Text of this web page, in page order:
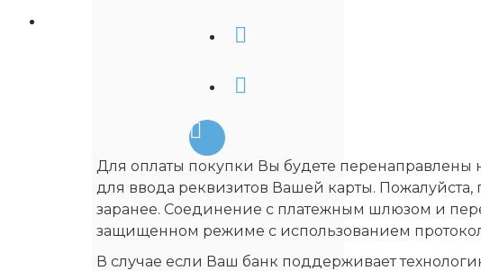
Для оплаты покупки Вы будете
для ввода реквизитов Вашей карты. Пожалуйста,
заранее. Соединение с платежным шлюзом и
защищенном режиме с использованием
В случае если Ваш банк поддерживает